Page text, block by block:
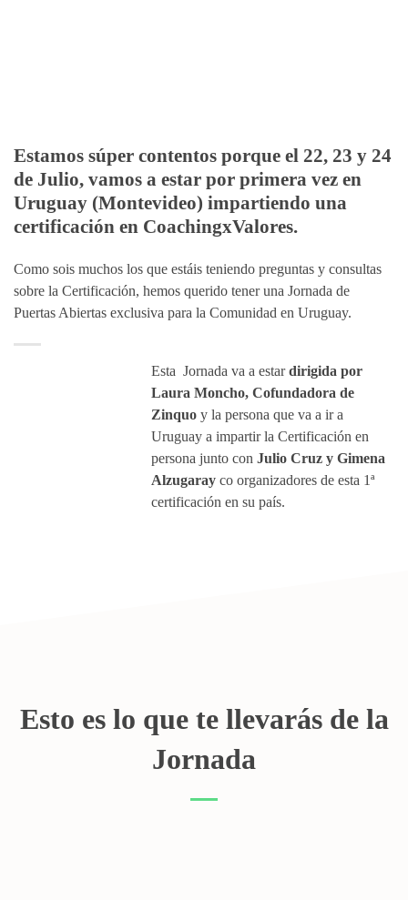
Estamos súper contentos porque el 22, 23 y 24
de Julio, vamos a estar por primera vez en
Uruguay (Montevideo) impartiendo una
certificación en CoachingxValores.
Como sois muchos los que estáis teniendo preguntas y consultas
sobre la Certificación, hemos querido tener una Jornada de
Puertas Abiertas exclusiva para la Comunidad en Uruguay.
Esta Jornada va a estardirigida por
Laura Moncho, Cofundadora de
Zinquo y la persona que va a ir a
Uruguay a impartir la Certificación en
persona junto con Julio Cruz y Gimena
Alzugaray co organizadores de esta 1ª
certificación en su país.
Esto es lo que te llevarás de la
Jornada